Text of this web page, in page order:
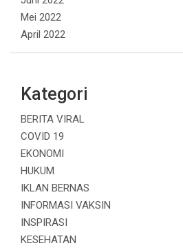
Mei 2022
April 2022
Kategori
BERITA VIRAL
COVID 19
EKONOMI
HUKUM
IKLAN BERNAS
INFORMASI VAKSIN
INSPIRASI
KESEHATAN